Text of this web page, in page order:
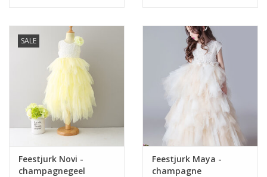
SALE
Feestjurk Novi -
champagnegeel
Feestjurk Maya -
champagne